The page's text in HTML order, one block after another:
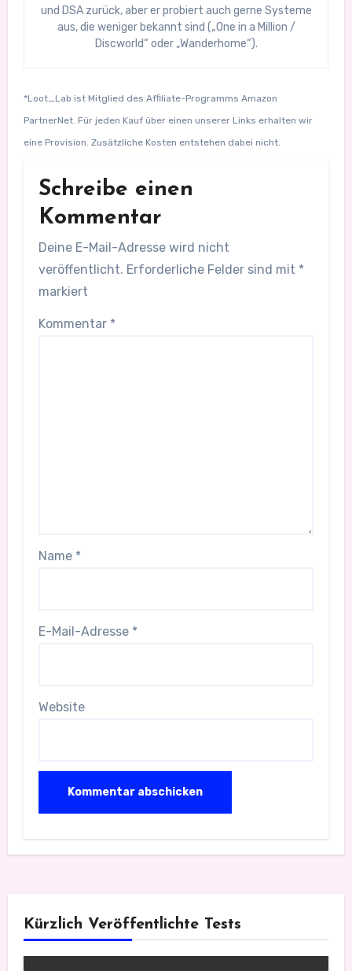
und DSA zurück, aber er probiert auch gerne Systeme
aus, die weniger bekannt sind („One in a Million /
Discworld“ oder „Wanderhome“).
*Loot_Lab ist Mitglied des Afﬁliate-Programms Amazon
PartnerNet. Für jeden Kauf über einen unserer Links erhalten wir
eine Provision. Zusätzliche Kosten entstehen dabei nicht.
Schreibe einen
Kommentar
Deine E-Mail-Adresse wird nicht
veröffentlicht. Erforderliche Felder sind mit *
markiert
Kommentar *
Name *
E-Mail-Adresse *
Website
Kürzlich Veröffentlichte Tests